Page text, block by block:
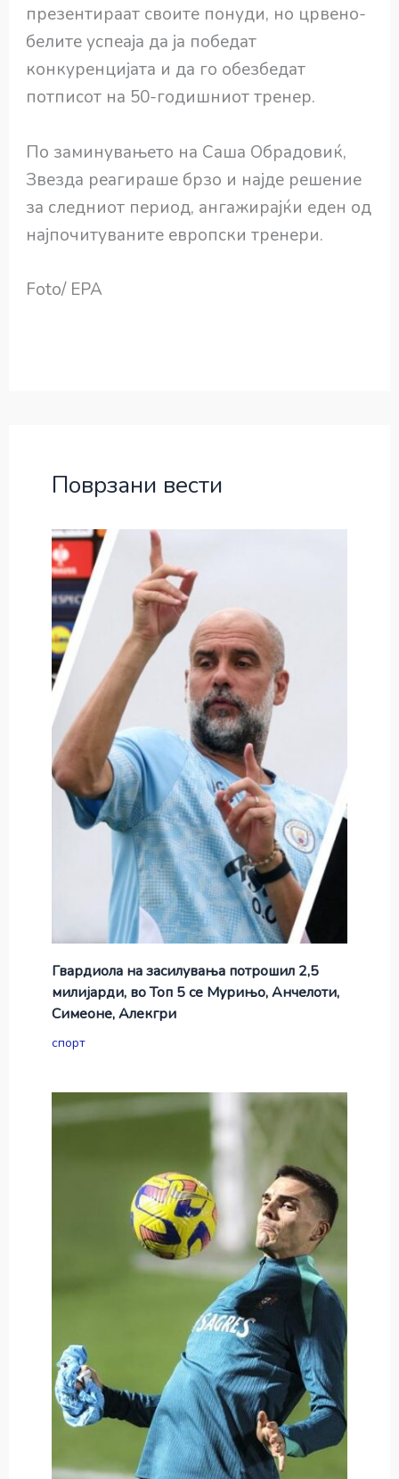
презентираат своите понуди, но црвено-
белите успеаја да ја победат
конкуренцијата и да го обезбедат
потписот на 50-годишниот тренер.
По заминувањето на Саша Обрадовиќ,
Звезда реагираше брзо и најде решение
за следниот период, ангажирајќи еден од
најпочитуваните европски тренери.
Foto/ EPA
Поврзани вести
Гвардиола на засилувања потрошил 2,5
милијарди, во Топ 5 се Мурињо, Анчелоти,
Симеоне, Алекгри
спорт